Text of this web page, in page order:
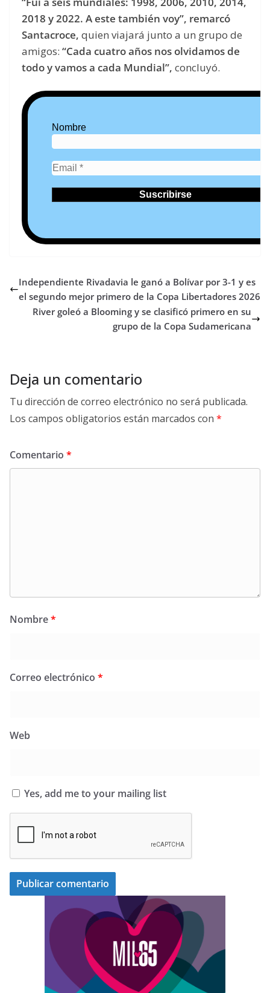
2018 y 2022. A este también voy”, remarcó
Santacroce, quien viajará junto a un grupo de
amigos: “Cada cuatro años nos olvidamos de
todo y vamos a cada Mundial”, concluyó.
Nombre
Independiente Rivadavia le ganó a Bolívar por 3-1 y es
el segundo mejor primero de la Copa Libertadores 2026
River goleó a Blooming y se clasificó primero en su
grupo de la Copa Sudamericana
Deja un comentario
Tu dirección de correo electrónico no será publicada.
Los campos obligatorios están marcados con *
Comentario *
Nombre*
Correo electrónico *
Web
Yes, add me to your mailing list